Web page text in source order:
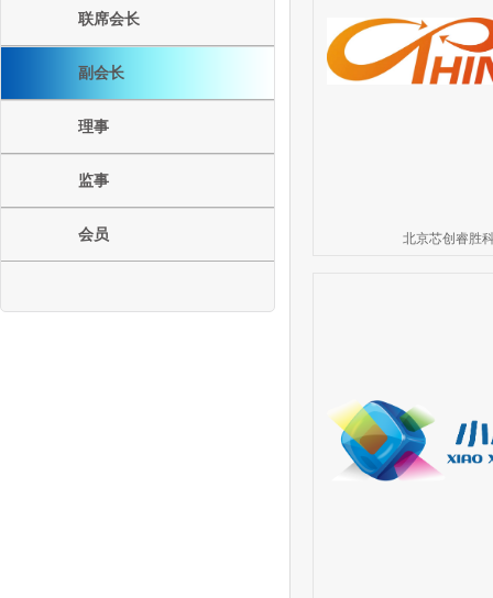
联席会长
副会长
理事
监事
会员 北京芯创睿胜